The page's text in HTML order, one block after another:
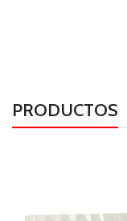
PRODUCTOS